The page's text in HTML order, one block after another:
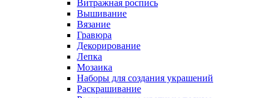
Витражная роспись
Вышивание
Вязание
Гравюра
Декорирование
Лепка
Мозаика
Наборы для создания украшений
Раскрашивание